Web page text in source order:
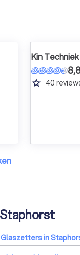
Kin
grade 40
Glaszetters in